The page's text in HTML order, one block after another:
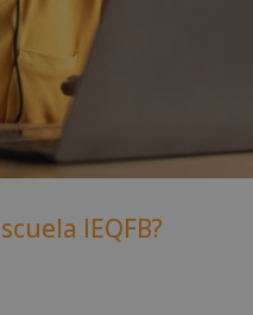
IEQFB?